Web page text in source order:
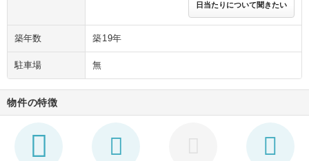
日当たりについて聞きたい
築年数 築19年
駐車場 無
物件の特徴